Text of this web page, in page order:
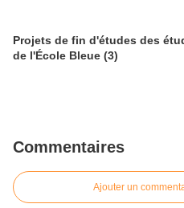
Projets de fin d'études des
de l'École Bleue (3)
Commentaires
Ajouter un